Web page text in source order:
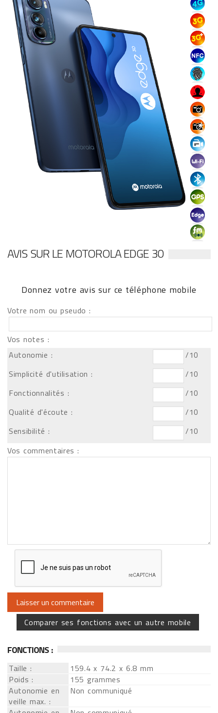
AVIS SUR LE MOTOROLA EDGE 30
Donnez votre avis sur ce téléphone mobile
Votre nom ou pseudo :
Vos notes :
Autonomie :
/10
Simplicité d'utilisation :
/10
Fonctionnalités :
/10
Qualité d'écoute :
/10
Sensibilité :
/10
Vos commentaires :
Comparer ses fonctions avec un autre mobile
FONCTIONS :
Taille :
159.4 x 74.2 x 6.8 mm
Poids :
155 grammes
Autonomie en
veille max. :
Non communiqué